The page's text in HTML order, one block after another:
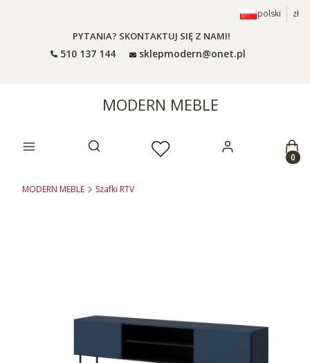
polski zł
PYTANIA? SKONTAKTUJ SIĘ Z NAMI!
510 137 144 sklepmodern@onet.pl
MODERN MEBLE
Otwórz wyszukiwarkę
MODERN MEBLE Szafki RTV